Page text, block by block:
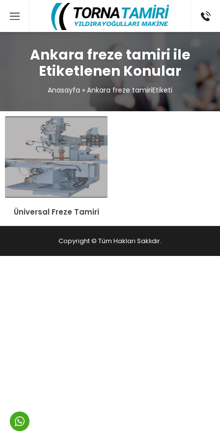
Ankara freze tamiri ile
Etiketlenen Konular
Anasayfa » Ankara freze tamiriEtiketi
Üniversal Freze Tamiri
Copyright © Tüm Hakları Saklıdır.